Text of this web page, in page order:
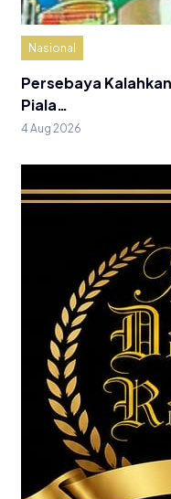
Nasional
Persebaya
Piala…
4 Aug 2026